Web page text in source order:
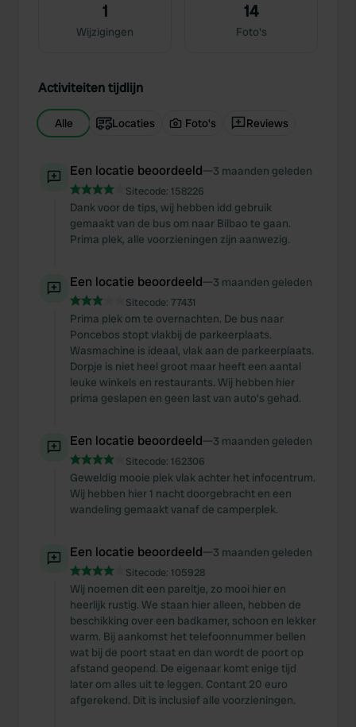
1
Wijzigingen
14
Foto's
Activiteiten tijdlijn
Alle Locaties Foto's Reviews
Een locatie beoordeeld—3 maanden geleden
Sitecode: 158226
Dank voor de tips, wij hebben idd gebruik
gemaakt van de bus om naar Bilbao te gaan.
Prima plek, alle voorzieningen zijn aanwezig.
Een locatie beoordeeld—3 maanden geleden
Sitecode: 77431
Prima plek om te overnachten. De bus naar
Poncebos stopt vlakbij de parkeerplaats.
Wasmachine is ideaal, vlak aan de parkeerplaats.
Dorpje is niet heel groot maar heeft een aantal
leuke winkels en restaurants. Wij hebben hier
prima geslapen en geen last van auto’s gehad.
Een locatie beoordeeld—3 maanden geleden
Sitecode: 162306
Geweldig mooie plek vlak achter het infocentrum.
Wij hebben hier 1 nacht doorgebracht en een
wandeling gemaakt vanaf de camperplek.
Een locatie beoordeeld—3 maanden geleden
Sitecode: 105928
Wij noemen dit een pareltje, zo mooi hier en
heerlijk rustig. We staan hier alleen, hebben de
beschikking over een badkamer, schoon en lekker
warm. Bij aankomst het telefoonnummer bellen
wat bij de poort staat en dan wordt de poort op
afstand geopend. De eigenaar komt enige tijd
later om alles uit te leggen. Contant 20 euro
afgerekend. Dit is inclusief alle voorzieningen.